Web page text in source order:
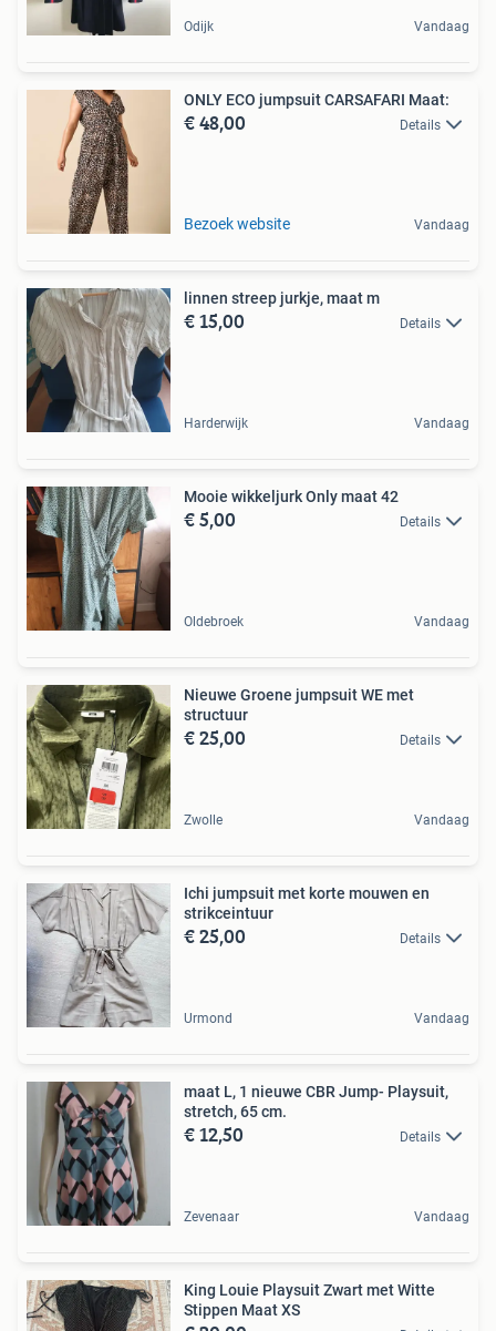
Odijk Vandaag
ONLY ECO jumpsuit CARSAFARI Maat:
€ 48,00 Details
Bezoek website Vandaag
linnen streep jurkje, maat m
€ 15,00 Details
Harderwijk Vandaag
Mooie wikkeljurk Only maat 42
€ 5,00 Details
Oldebroek Vandaag
Nieuwe Groene jumpsuit WE met
structuur
€ 25,00 Details
Zwolle Vandaag
Ichi jumpsuit met korte mouwen en
strikceintuur
€ 25,00 Details
Urmond Vandaag
maat L, 1 nieuwe CBR Jump- Playsuit,
stretch, 65 cm.
€ 12,50 Details
Zevenaar Vandaag
King Louie Playsuit Zwart met Witte
Stippen Maat XS